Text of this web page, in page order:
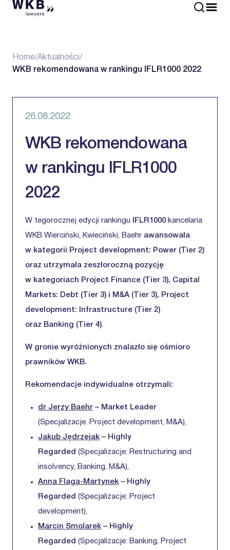
Home/Aktualności /
WKB rekomendowana w rankingu IFLR1000 2022
26.08.2022
WKB rekomendowana
w rankingu IFLR1000
2022
W tegorocznej edycji rankingu IFLR1000 kancelaria
WKB Wierciński, Kwieciński, Baehr awansowała
w kategorii Project development: Power (Tier 2)
oraz utrzymała zeszłoroczną pozycję
w kategoriach Project Finance (Tier 3), Capital
Markets: Debt (Tier 3) i M&A (Tier 3), Project
development: Infrastructure (Tier 2)
oraz Banking (Tier 4).
W gronie wyróżnionych znalazło się ośmioro
prawników WKB.
Rekomendacje indywidualne otrzymali:
dr Jerzy Baehr – Market Leader
(Specjalizacje: Project development, M&A),
Jakub Jędrzejak – Highly
Regarded (Specjalizacje: Restructuring and
insolvency, Banking, M&A),
Anna Flaga-Martynek – Highly
Regarded (Specjalizacje: Project
development),
Marcin Smolarek – Highly
Regarded (Specjalizacje: Banking, Project